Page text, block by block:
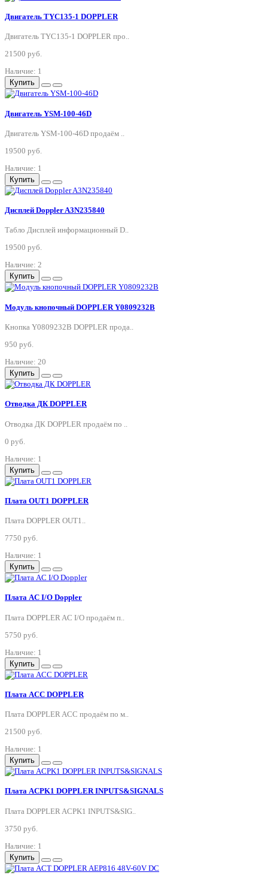
Двигатель TYC135-1 DOPPLER
Двигатель TYC135-1 DOPPLER про..
21500 руб.
Наличие: 1
Купить
Двигатель YSM-100-46D
Двигатель YSM-100-46D продаём ..
19500 руб.
Наличие: 1
Купить
Дисплей Doppler A3N235840
Табло Дисплей информационный D..
19500 руб.
Наличие: 2
Купить
Модуль кнопочный DOPPLER Y0809232B
Кнопка Y0809232B DOPPLER прода..
950 руб.
Наличие: 20
Купить
Отводка ДК DOPPLER
Отводка ДК DOPPLER продаём по ..
0 руб.
Наличие: 1
Купить
Плата OUT1 DOPPLER
Плата DOPPLER OUT1..
7750 руб.
Наличие: 1
Купить
Плата AC I/O Doppler
Плата DOPPLER AC I/O продаём п..
5750 руб.
Наличие: 1
Купить
Плата ACC DOPPLER
Плата DOPPLER ACC продаём по м..
21500 руб.
Наличие: 1
Купить
Плата ACPK1 DOPPLER INPUTS&SIGNALS
Плата DOPPLER ACPK1 INPUTS&SIG..
3750 руб.
Наличие: 1
Купить